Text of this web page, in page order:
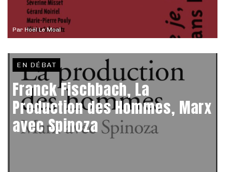
Par Hoël Le Moal
EN DÉBAT
Franck Fischbach, La
Production des Hommes, Marx
avec Spinoza